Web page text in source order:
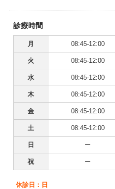
診療時間
月 08:45-12:00
火 08:45-12:00
水 08:45-12:00
木 08:45-12:00
金 08:45-12:00
土 08:45-12:00
日 ー
祝 ー
休診日：日